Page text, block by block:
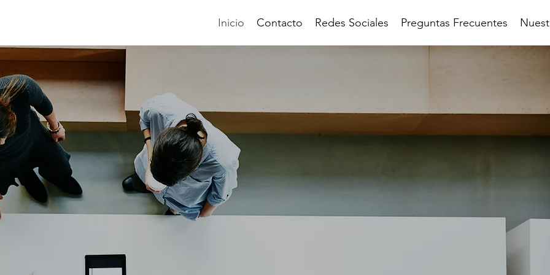
Inicio Contacto Redes Sociales Preguntas Frecuentes